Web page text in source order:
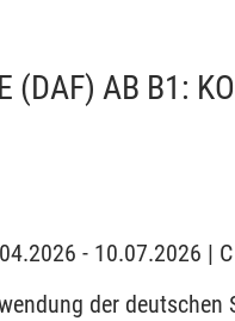
(DAF) AB B1:
- 10.07.2026 |
der